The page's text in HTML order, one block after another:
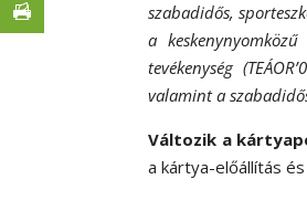
szabadidős,
a
tevékenység
valamint a
Változik a
a kártya-előállítás